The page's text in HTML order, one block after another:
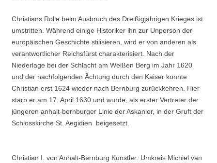
Christians Rolle beim Ausbruch des Dreißigjährigen Krieges ist
umstritten. Während einige Historiker ihn zur Unperson der
europäischen Geschichte stilisieren, wird er von anderen als
verantwortlicher Reichsfürst charakterisiert. Nach der
Niederlage bei der Schlacht am Weißen Berg im Jahr 1620
und der nachfolgenden Ächtung durch den Kaiser konnte
Christian erst 1624 wieder nach Bernburg zurückkehren. Hier
starb er am 17. April 1630 und wurde, als erster Vertreter der
jüngeren anhalt-bernburger Linie der Askanier, in der Gruft der
Schlosskirche St. Aegidien beigesetzt.
Christian I. von Anhalt-Bernburg Künstler: Umkreis Michiel van